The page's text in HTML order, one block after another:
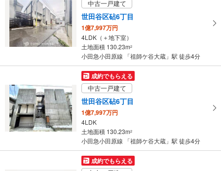
取
る
・
条
イ
ペ
ー
ジ
に
存
中古一戸建て
世田谷区砧6丁目
1億7,997万円
4LDK（＋地下室）
土地面積 130.23m2
小田急小田原線 「祖師ケ谷大蔵」駅 徒歩4分
成約でもらえる
中古一戸建て
世田谷区砧6丁目
1億7,997万円
4LDK
土地面積 130.23m2
小田急小田原線 「祖師ケ谷大蔵」駅 徒歩4分
成約でもらえる